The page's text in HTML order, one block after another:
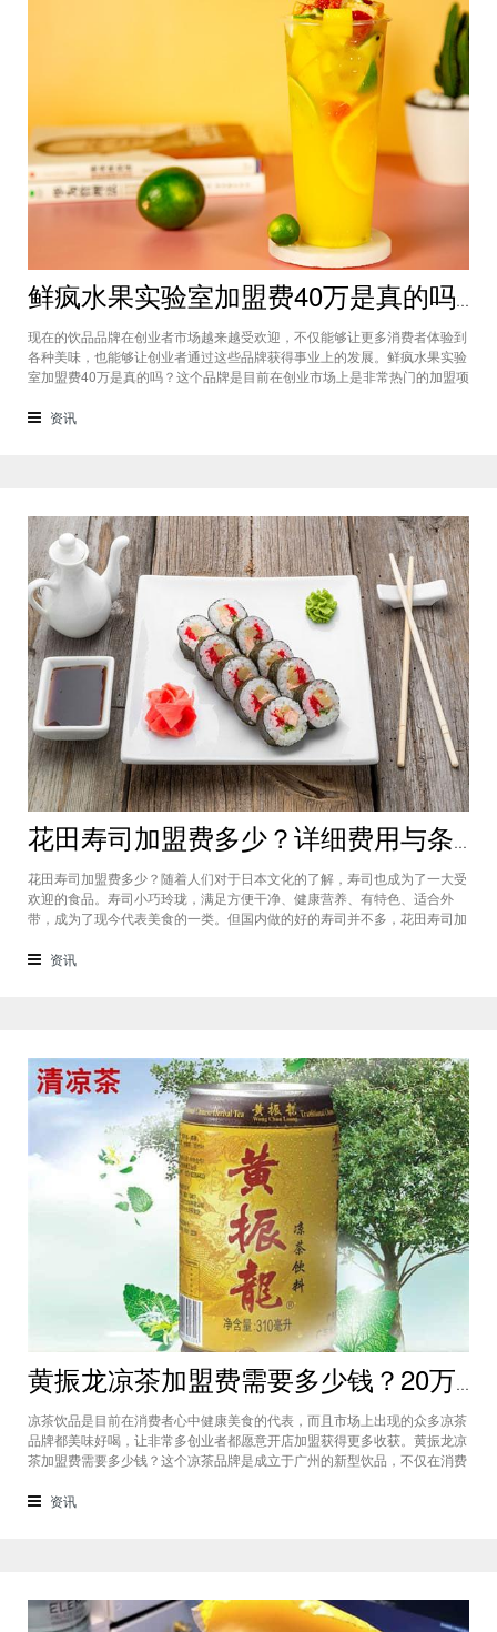
鲜疯水果实验室加盟费40万是真的吗？根本没有传言中那么多！
现在的饮品品牌在创业者市场越来越受欢迎，不仅能够让更多消费者体验到
各种美味，也能够让创业者通过这些品牌获得事业上的发展。鲜疯水果实验
室加盟费40万是真的吗？这个品牌是目前在创业市场上是非常热门的加盟项
比较好的印象，比较低廉的鲜疯水果实验室加盟用也成为了众多创业者青睐
资讯
花田寿司加盟费多少？详细费用与条件就在这里
花田寿司加盟费多少？随着人们对于日本文化的了解，寿司也成为了一大受
欢迎的食品。寿司小巧玲珑，满足方便干净、健康营养、有特色、适合外
带，成为了现今代表美食的一类。但国内做的好的寿司并不多，花田寿司加
更多的是根据我们国人的口味喜好而定的，延传的是国内的美食观念。品牌
资讯
黄振龙凉茶加盟费需要多少钱？20万能开店不同城市都有加盟机会
凉茶饮品是目前在消费者心中健康美食的代表，而且市场上出现的众多凉茶
品牌都美味好喝，让非常多创业者都愿意开店加盟获得更多收获。黄振龙凉
茶加盟费需要多少钱？这个凉茶品牌是成立于广州的新型饮品，不仅在消费
准备20万就能开店。黄振龙凉茶加盟费需要多少钱？对于这个品牌我们可以
资讯